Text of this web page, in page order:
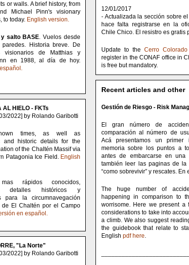
or walls. A brief history, from
Michael Pinn's visionary
to today. English version.
y salto BASE. Vuelos desde
Historia breve. De
visionarios de Matthias y
en 1988, al día de hoy.
AL HIELO - FKTs
2022] by Rolando Garibotti
times, as well as
and historic details for the
of the Chaltén Massif via
Patagonia Ice Field. English
rápidos conocidos,
detalles históricos y
para la circumnavegación
de El Chaltén por el Campo
en español.
"La Norte"
2022] by Rolando Garibotti
12/01/2017
- Actualizada la sección sobre el
hace falta registrarse en la
Chile Chico. El resistro es gratis
Update to the Cerro Colorado
register in the CONAF office in
is free but mandatory.
Recent articles and other
Gestión de Riesgo - Risk
El gran número de
comparación al número de
Acá presentamos un
memoria sobre los puntos a
antes de embarcarse en una
también leer las paginas de la
“como sobrevivir” y rescates. En
The huge number of
happening in comparison to
worrisome. Here we present a
considerations to take into
a climb. We also suggest
the guidebook that relate to
English pdf here.